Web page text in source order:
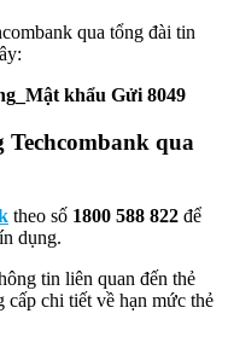
qua tổng đài tin
khẩu Gửi 8049
qua
theo số 1800 588 822 để
dụng.
tin liên quan đến thẻ
chi tiết về hạn mức thẻ